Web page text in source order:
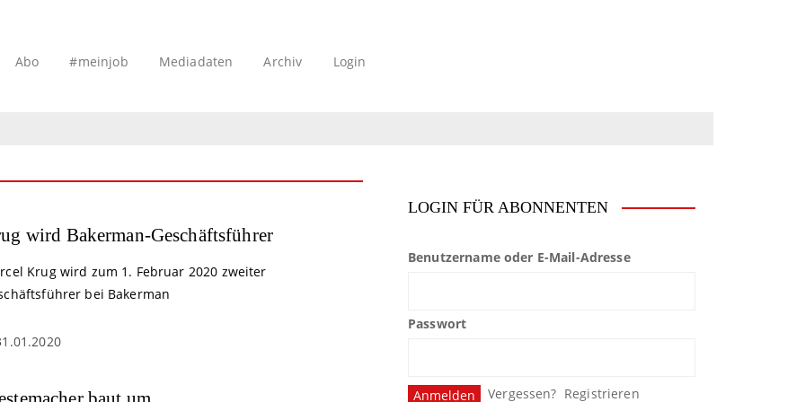
Abo #meinjob Mediadaten Archiv Login
wird Bakerman-Geschäftsführer
Krug wird zum 1. Februar 2020 zweiter
bei Bakerman
LOGIN FÜR ABONNENTEN
Benutzername oder E-Mail-Adresse
Passwort
Vergessen? Registrieren